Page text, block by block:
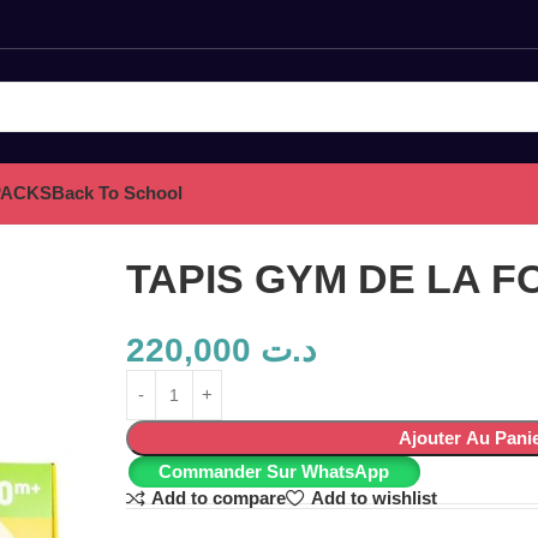
Back To School
TAPIS GYM DE LA
د.ت
Ajouter Au
Commander Sur WhatsApp
Add to compare
Add to wishlist